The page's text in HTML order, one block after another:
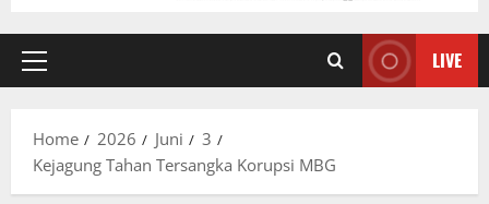
LIVE
Home 2026 Juni
3
Kejagung Tahan Tersangka Korupsi MBG